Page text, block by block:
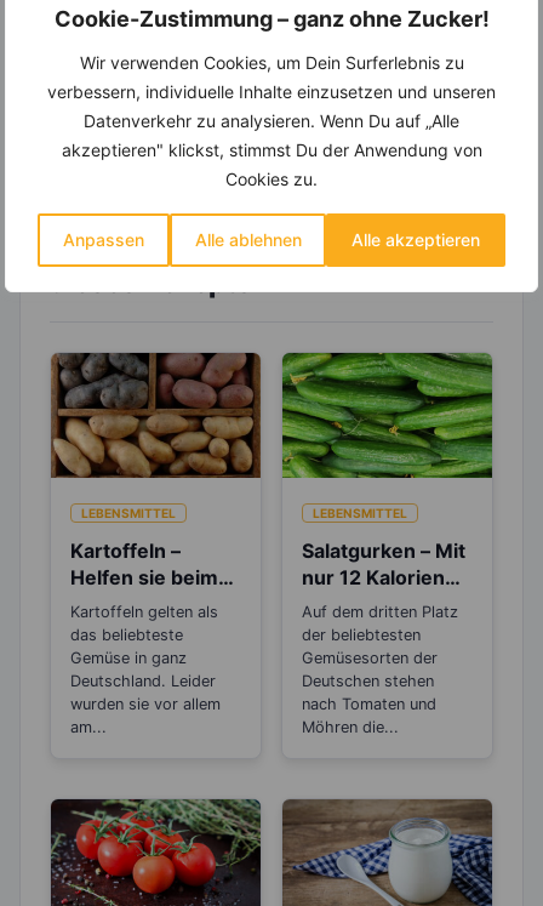
Cookie-Zustimmung – ganz ohne Zucker!
Wir verwenden Cookies, um Dein Surferlebnis zu
verbessern, individuelle Inhalte einzusetzen und unseren
Datenverkehr zu analysieren. Wenn Du auf „Alle
akzeptieren" klickst, stimmst Du der Anwendung von
Cookies zu.
Anpassen Alle ablehnen Alle akzeptieren
Wochenplaner,dynamische
Entdecke die invi koo -Mitgliedschaft und erhalte
viele hilfreiche und zeitsparende Möglichkeiten,
um Deine Ernährung optimal zu gestalten.
Erfahre mehr über die Zutaten
LEBENSMITTEL
Kartoffeln –
Helfen sie beim
Abnehmen oder
machen sie dick?
Kartoffeln gelten als
das beliebteste
Gemüse in ganz
Deutschland. Leider
wurden sie vor allem
am...
LEBENSMITTEL
Salatgurken – Mit
nur 12 Kalorien
sind sie wahre
Schlankmacher!
Auf dem dritten Platz
der beliebtesten
Gemüsesorten der
Deutschen stehen
nach Tomaten und
Möhren die...